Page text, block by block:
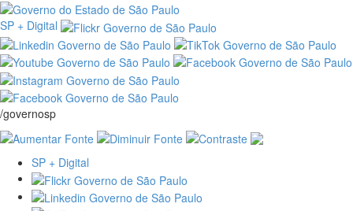
SP + Digital
/governosp
SP + Digital